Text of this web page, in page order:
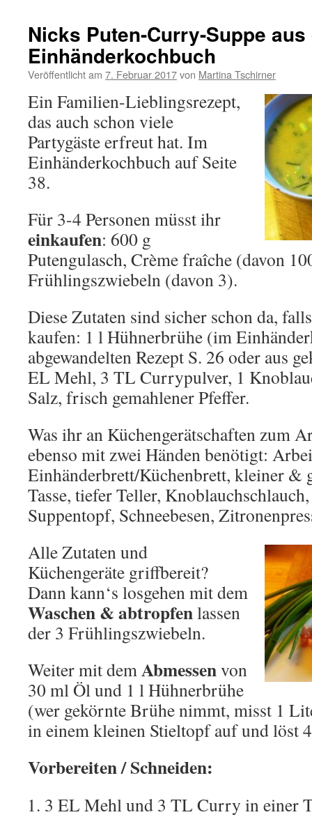
Nicks Puten-Curry-Suppe aus
Einhänderkochbuch
Veröffentlicht am 7. Februar 2017von Martina Tschirner
Ein Familien-Lieblingsrezept,
das auch schon viele
Partygäste erfreut hat. Im
Einhänderkochbuch auf Seite
38.
Für 3-4 Personen müsst ihr
einkaufen: 600 g
Putengulasch, Crème fraîche (davon
Frühlingszwiebeln (davon 3).
Diese Zutaten sind sicher schon da,
kaufen: 1 l Hühnerbrühe (im
abgewandelten Rezept S. 26 oder aus
EL Mehl, 3 TL Currypulver, 1
Salz, frisch gemahlener Pfeffer.
Was ihr an Küchengerätschaften zum
ebenso mit zwei Händen benötigt:
Einhänderbrett/Küchenbrett, kleiner &
Tasse, tiefer Teller,
Suppentopf, Schneebesen,
Alle Zutaten und
Küchengeräte griffbereit?
Dann kann‘s losgehen mit dem
Waschen & abtropfenlassen
der 3 Frühlingszwiebeln.
Weiter mit demAbmessenvon
30 ml Öl und 1 l Hühnerbrühe
(wer gekörnte Brühe nimmt, misst 1
in einem kleinen Stieltopf auf und
Vorbereiten / Schneiden:
3 EL Mehl und 3 TL Curry in einer